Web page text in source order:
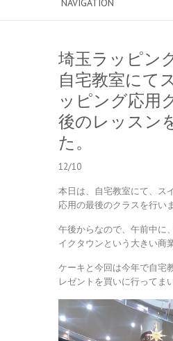
埼玉ラッピン
自宅教室にて
ッピング応用
後のレッスン
た。
12/10
本日は、自宅教室にて、ス
応用の最後のクラスを行い
午後からなので、午前中に
イクタウンという大きい商
ケーキと今回は今年で自宅
レゼントを買いに行ってま